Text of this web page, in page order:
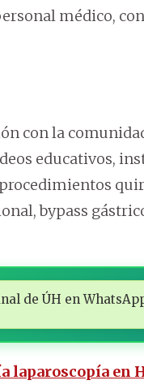
médico,
con la
educativos,
bypass
de ÚH en
laparoscopía en